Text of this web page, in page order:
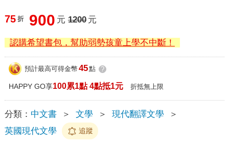
75 折 900 元 1200 元
認購希望書包，幫助弱勢孩童上學不中斷！
預計最高可得金幣 45點 ?
HAPPY GO享100累1點 4點抵1元 折抵無上限
分類： 中文書 ＞ 文學 ＞ 現代翻譯文學
＞
英國現代文學
追蹤